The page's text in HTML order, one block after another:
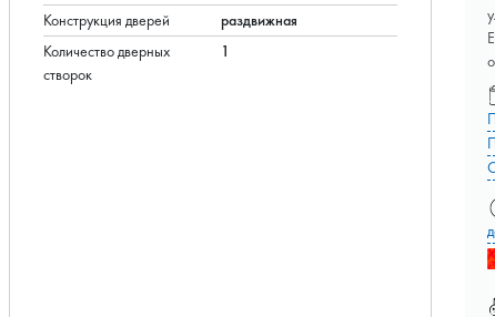
Конструкция дверей
раздвижная
Количество дверных
створок
1